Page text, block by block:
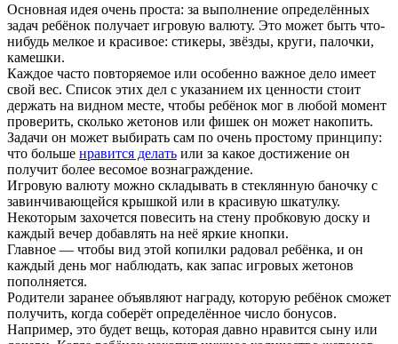
Основная идея очень проста: за выполнение определённых
задач ребёнок получает игровую валюту. Это может быть что-
нибудь мелкое и красивое: стикеры, звёзды, круги, палочки,
камешки.
Каждое часто повторяемое или особенно важное дело имеет
свой вес. Список этих дел с указанием их ценности стоит
держать на видном месте, чтобы ребёнок мог в любой момент
проверить, сколько жетонов или фишек он может накопить.
Задачи он может выбирать сам по очень простому принципу:
что больше нравится делать или за какое достижение он
получит более весомое вознаграждение.
Игровую валюту можно складывать в стеклянную баночку с
завинчивающейся крышкой или в красивую шкатулку.
Некоторым захочется повесить на стену пробковую доску и
каждый вечер добавлять на неё яркие кнопки.
Главное — чтобы вид этой копилки радовал ребёнка, и он
каждый день мог наблюдать, как запас игровых жетонов
пополняется.
Родители заранее объявляют награду, которую ребёнок сможет
получить, когда соберёт определённое число бонусов.
Например, это будет вещь, которая давно нравится сыну или